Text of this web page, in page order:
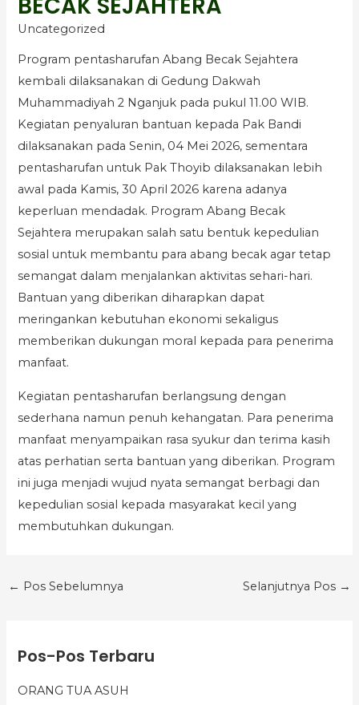
Uncategorized
Program pentasharufan Abang Becak Sejahtera
kembali dilaksanakan di Gedung Dakwah
Muhammadiyah 2 Nganjuk pada pukul 11.00 WIB.
Kegiatan penyaluran bantuan kepada Pak Bandi
dilaksanakan pada Senin, 04 Mei 2026, sementara
pentasharufan untuk Pak Thoyib dilaksanakan lebih
awal pada Kamis, 30 April 2026 karena adanya
keperluan mendadak. Program Abang Becak
Sejahtera merupakan salah satu bentuk kepedulian
sosial untuk membantu para abang becak agar tetap
semangat dalam menjalankan aktivitas sehari-hari.
Bantuan yang diberikan diharapkan dapat
meringankan kebutuhan ekonomi sekaligus
memberikan dukungan moral kepada para penerima
manfaat.
Kegiatan pentasharufan berlangsung dengan
sederhana namun penuh kehangatan. Para penerima
manfaat menyampaikan rasa syukur dan terima kasih
atas perhatian serta bantuan yang diberikan. Program
ini juga menjadi wujud nyata semangat berbagi dan
kepedulian sosial kepada masyarakat kecil yang
membutuhkan dukungan.
← Pos Sebelumnya Selanjutnya Pos →
Pos-Pos Terbaru
ORANG TUA ASUH
a